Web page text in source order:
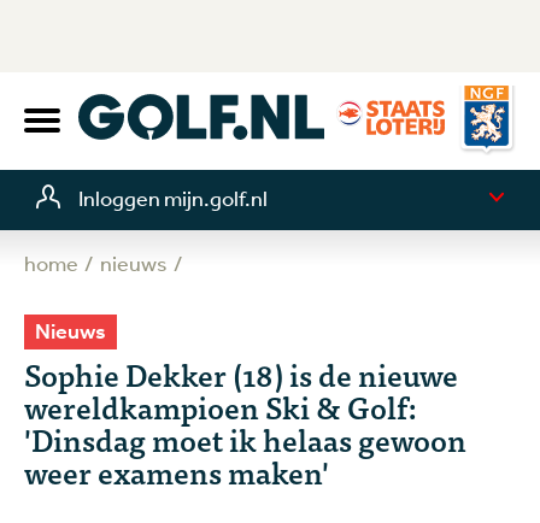
Inloggen mijn.golf.nl
home nieuws
Nieuws
Sophie Dekker (18) is de nieuwe
wereldkampioen Ski & Golf:
'Dinsdag moet ik helaas gewoon
weer examens maken'